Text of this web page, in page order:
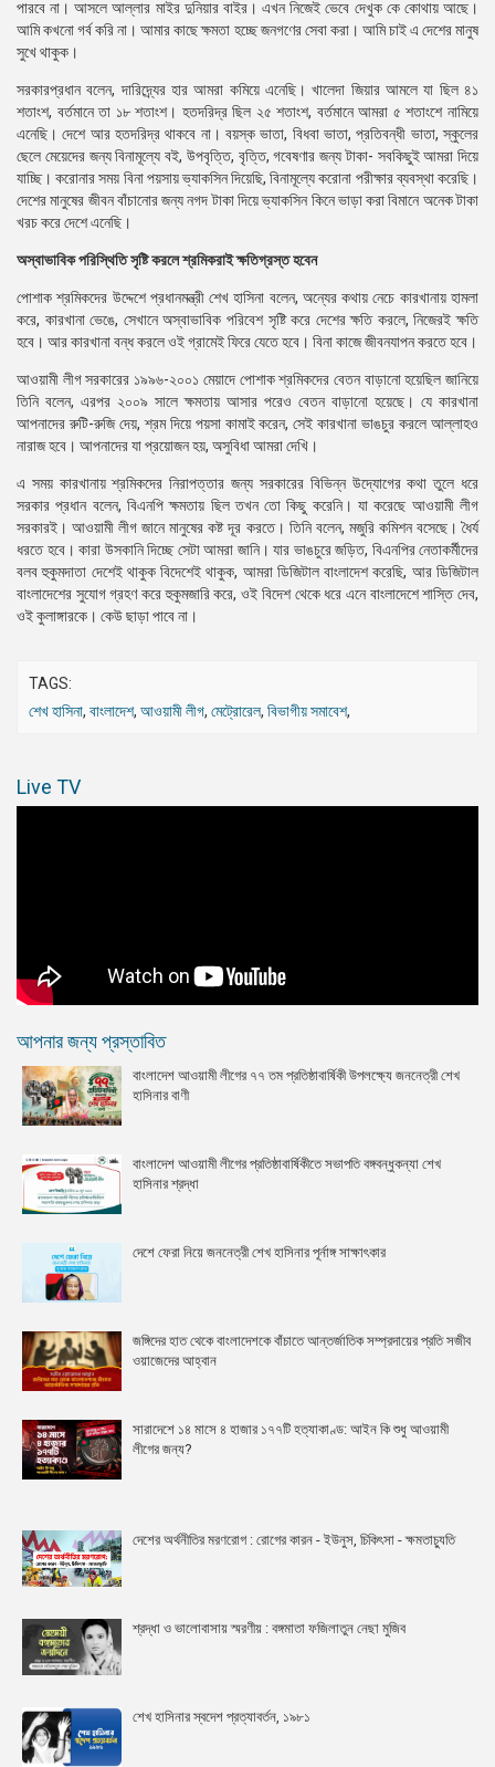
পারবে না। আসলে আল্লার মাইর দুনিয়ার বাইর। এখন নিজেই ভেবে দেখুক কে কোথায় আছে।
আমি কখনো গর্ব করি না। আমার কাছে ক্ষমতা হচ্ছে জনগণের সেবা করা। আমি চাই এ দেশের মানুষ
সুখে থাকুক।
সরকারপ্রধান বলেন, দারিদ্র্যের হার আমরা কমিয়ে এনেছি। খালেদা জিয়ার আমলে যা ছিল ৪১
শতাংশ, বর্তমানে তা ১৮ শতাংশ। হতদরিদ্র ছিল ২৫ শতাংশ, বর্তমানে আমরা ৫ শতাংশে নামিয়ে
এনেছি। দেশে আর হতদরিদ্র থাকবে না। বয়স্ক ভাতা, বিধবা ভাতা, প্রতিবন্ধী ভাতা, স্কুলের
ছেলে মেয়েদের জন্য বিনামূল্যে বই, উপবৃত্তি, বৃত্তি, গবেষণার জন্য টাকা- সবকিছুই আমরা দিয়ে
যাচ্ছি। করোনার সময় বিনা পয়সায় ভ্যাকসিন দিয়েছি, বিনামূল্যে করোনা পরীক্ষার ব্যবস্থা করেছি।
দেশের মানুষের জীবন বাঁচানোর জন্য নগদ টাকা দিয়ে ভ্যাকসিন কিনে ভাড়া করা বিমানে অনেক টাকা
খরচ করে দেশে এনেছি।
অস্বাভাবিক পরিস্থিতি সৃষ্টি করলে শ্রমিকরাই ক্ষতিগ্রস্ত হবেন
পোশাক শ্রমিকদের উদ্দেশে প্রধানমন্ত্রী শেখ হাসিনা বলেন, অন্যের কথায় নেচে কারখানায় হামলা
করে, কারখানা ভেঙে, সেখানে অস্বাভাবিক পরিবেশ সৃষ্টি করে দেশের ক্ষতি করলে, নিজেরই ক্ষতি
হবে। আর কারখানা বন্ধ করলে ওই গ্রামেই ফিরে যেতে হবে। বিনা কাজে জীবনযাপন করতে হবে।
আওয়ামী লীগ সরকারের ১৯৯৬-২০০১ মেয়াদে পোশাক শ্রমিকদের বেতন বাড়ানো হয়েছিল জানিয়ে
তিনি বলেন, এরপর ২০০৯ সালে ক্ষমতায় আসার পরেও বেতন বাড়ানো হয়েছে। যে কারখানা
আপনাদের রুটি-রুজি দেয়, শ্রম দিয়ে পয়সা কামাই করেন, সেই কারখানা ভাঙচুর করলে আল্লাহও
নারাজ হবে। আপনাদের যা প্রয়োজন হয়, অসুবিধা আমরা দেখি।
এ সময় কারখানায় শ্রমিকদের নিরাপত্তার জন্য সরকারের বিভিন্ন উদ্যোগের কথা তুলে ধরে
সরকার প্রধান বলেন, বিএনপি ক্ষমতায় ছিল তখন তো কিছু করেনি। যা করেছে আওয়ামী লীগ
সরকারই। আওয়ামী লীগ জানে মানুষের কষ্ট দূর করতে। তিনি বলেন, মজুরি কমিশন বসেছে। ধৈর্য
ধরতে হবে। কারা উসকানি দিচ্ছে সেটা আমরা জানি। যার ভাঙচুরে জড়িত, বিএনপির নেতাকর্মীদের
বলব হুকুমদাতা দেশেই থাকুক বিদেশেই থাকুক, আমরা ডিজিটাল বাংলাদেশ করেছি, আর ডিজিটাল
বাংলাদেশের সুযোগ গ্রহণ করে হুকুমজারি করে, ওই বিদেশ থেকে ধরে এনে বাংলাদেশে শাস্তি দেব,
ওই কুলাঙ্গারকে। কেউ ছাড়া পাবে না।
TAGS:
শেখ হাসিনা, বাংলাদেশ, আওয়ামী লীগ, মেট্রোরেল, বিভাগীয় সমাবেশ,
Live TV
আপনার জন্য প্রস্তাবিত
বাংলাদেশ আওয়ামী লীগের ৭৭ তম প্রতিষ্ঠাবার্ষিকী উপলক্ষ্যে জননেত্রী শেখ
হাসিনার বাণী
বাংলাদেশ আওয়ামী লীগের প্রতিষ্ঠাবার্ষিকীতে সভাপতি বঙ্গবন্ধুকন্যা শেখ
হাসিনার শ্রদ্ধা
দেশে ফেরা নিয়ে জননেত্রী শেখ হাসিনার পূর্নাঙ্গ সাক্ষাৎকার
জঙ্গিদের হাত থেকে বাংলাদেশকে বাঁচাতে আন্তর্জাতিক সম্প্রদায়ের প্রতি সজীব
ওয়াজেদের আহ্বান
সারাদেশে ১৪ মাসে ৪ হাজার ১৭৭টি হত্যাকাণ্ড: আইন কি শুধু আওয়ামী
লীগের জন্য?
দেশের অর্থনীতির মরণরোগ : রোগের কারন - ইউনুস, চিকিৎসা - ক্ষমতাচ্যুতি
শ্রদ্ধা ও ভালোবাসায় স্মরণীয় : বঙ্গমাতা ফজিলাতুন নেছা মুজিব
শেখ হাসিনার স্বদেশ প্রত্যাবর্তন, ১৯৮১